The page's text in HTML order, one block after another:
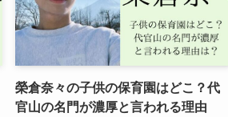
榮倉奈々の子供の保育園はどこ？代
官山の名門が濃厚と言われる理由